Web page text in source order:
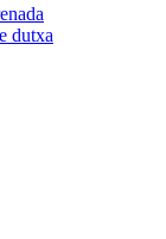
dutxa